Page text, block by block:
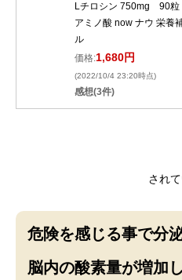
Lチロシン 750mg 90粒
アミノ酸 now ナウ 栄養
ル
価格:1,680円
(2022/10/4 23:20時点)
感想(3件)
され
危険を感じる事で分
脳内の酸素量が増加